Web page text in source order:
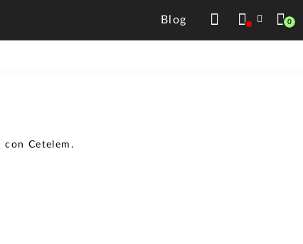
Blog 0
con Cetelem.